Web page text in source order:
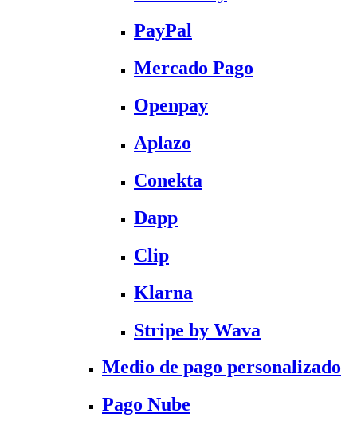
PayPal
Mercado Pago
Openpay
Aplazo
Conekta
Dapp
Clip
Klarna
Stripe by Wava
Medio de pago personalizado
Pago Nube